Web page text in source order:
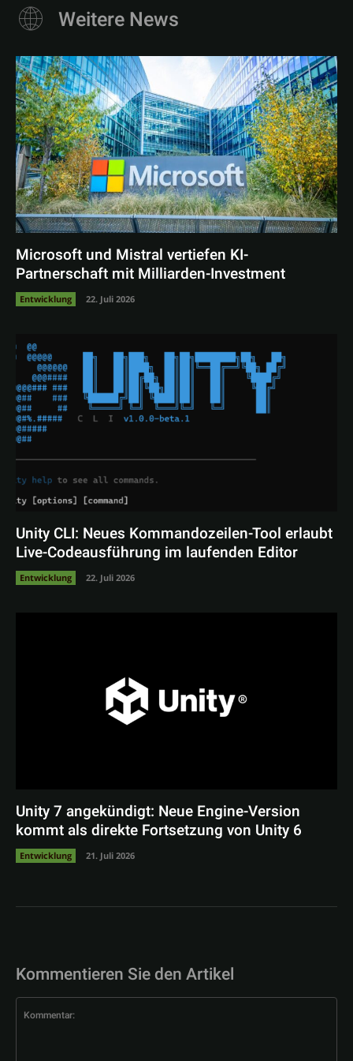
Weitere News
Microsoft und Mistral vertiefen KI-
Partnerschaft mit Milliarden-Investment
Entwicklung 22. Juli 2026
Unity CLI: Neues Kommandozeilen-Tool erlaubt
Live-Codeausführung im laufenden Editor
Entwicklung 22. Juli 2026
Unity 7 angekündigt: Neue Engine-Version
kommt als direkte Fortsetzung von Unity 6
Entwicklung 21. Juli 2026
Kommentieren Sie den Artikel